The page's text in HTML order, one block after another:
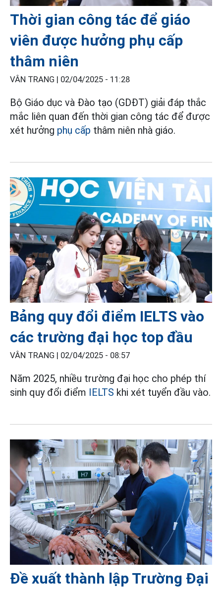
Thời gian công tác để giáo
viên được hưởng phụ cấp
thâm niên
VÂN TRANG | 02/04/2025 - 11:28
Bộ Giáo dục và Đào tạo (GDĐT) giải đáp thắc
mắc liên quan đến thời gian công tác để được
xét hưởng phụ cấp thâm niên nhà giáo.
Bảng quy đổi điểm IELTS vào
các trường đại học top đầu
VÂN TRANG | 02/04/2025 - 08:57
Năm 2025, nhiều trường đại học cho phép thí
sinh quy đổi điểm IELTS khi xét tuyển đầu vào.
Đề xuất thành lập Trường Đại